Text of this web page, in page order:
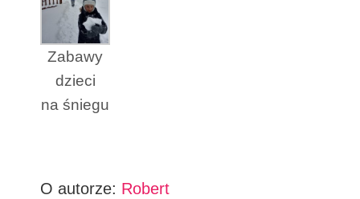
Zabawy
dzieci
na śniegu
O autorze: Robert